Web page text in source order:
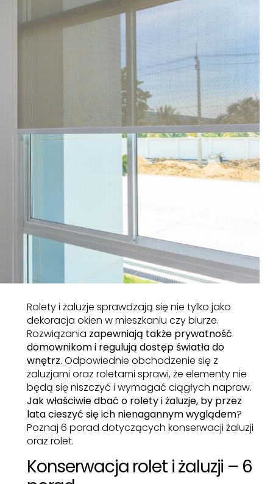
Rolety i żaluzje sprawdzają się nie tylko jako
dekoracja okien w mieszkaniu czy biurze.
Rozwiązania zapewniają także prywatność
domownikom i regulują dostęp światła do
wnętrz. Odpowiednie obchodzenie się z
żaluzjami oraz roletami sprawi, że elementy nie
będą się niszczyć i wymagać ciągłych napraw.
Jak właściwie dbać o rolety i żaluzje, by przez
lata cieszyć się ich nienagannym wyglądem?
Poznaj 6 porad dotyczących konserwacji żaluzji
oraz rolet.
Konserwacja rolet i żaluzji – 6